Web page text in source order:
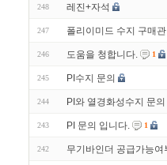
248 레진+자석
247 폴리이미드 수지 구매
246 도움을 청합니다. 1
245 PI수지 문의
244 PI와 열경화성수지 문
243 PI 문의 입니다. 1
242 무기바인더 공급가능여